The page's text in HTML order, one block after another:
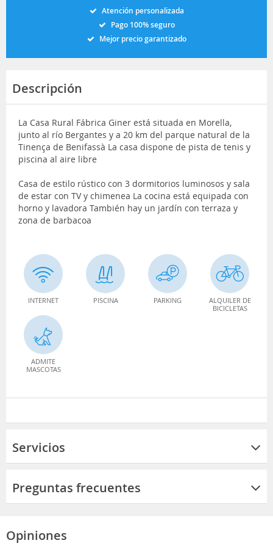
Atención personalizada
Pago 100% seguro
Mejor precio garantizado
Descripción
La Casa Rural Fábrica Giner está situada en Morella,
junto al río Bergantes y a 20 km del parque natural de la
Tinença de Benifassà La casa dispone de pista de tenis y
piscina al aire libre
Casa de estilo rústico con 3 dormitorios luminosos y sala
de estar con TV y chimenea La cocina está equipada con
horno y lavadora También hay un jardín con terraza y
zona de barbacoa
INTERNET PISCINA PARKING
ALQUILER DE
BICICLETAS
ADMITE
MASCOTAS
Servicios
Preguntas frecuentes
Opiniones